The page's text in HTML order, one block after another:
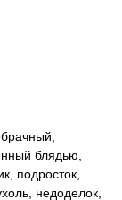
блядью,
подросток,
недоделок,